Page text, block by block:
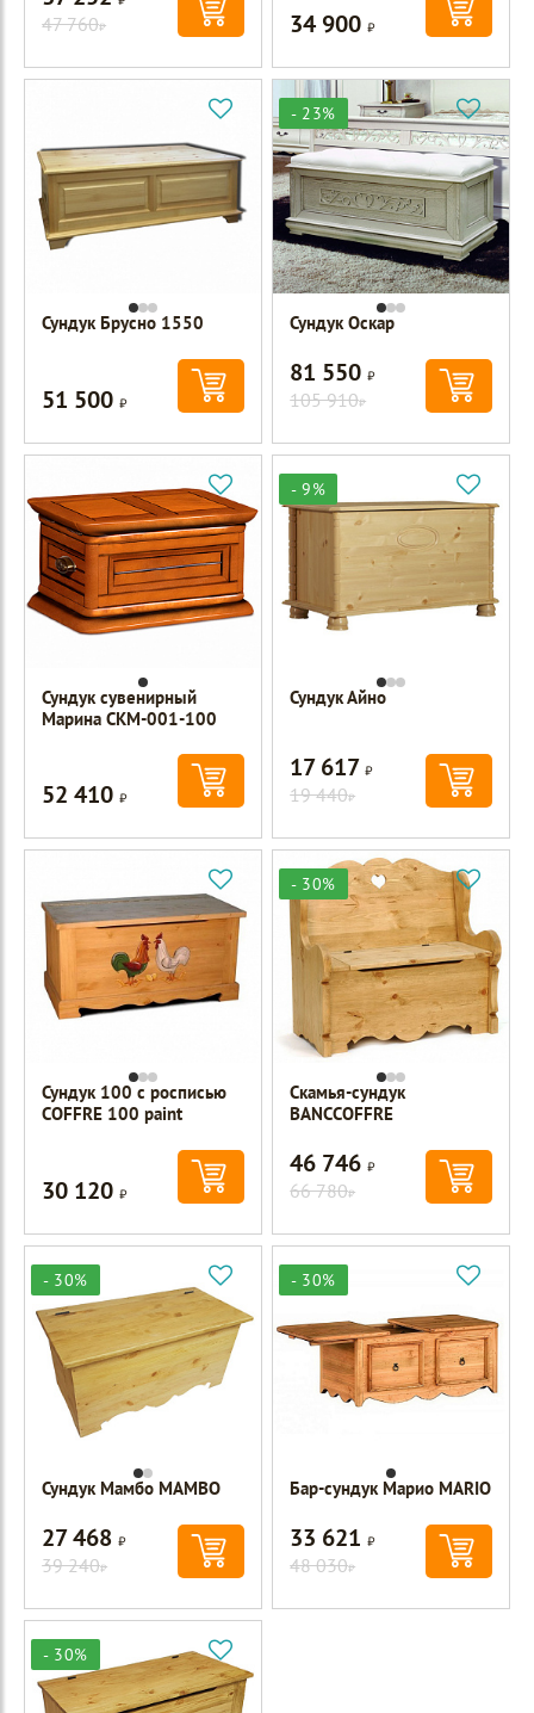
47 760Р 34 900Р
Сундук Брусно 1550
51 500Р
- 23%
Сундук Оскар
81 550Р
105 910Р
Сундук сувенирный
Марина СКМ-001-100
52 410Р
- 9%
Сундук Айно
17 617Р
19 440Р
Сундук 100 с росписью
COFFRE 100 paint
30 120Р
- 30%
Скамья-сундук
ВАNCCOFFRE
46 746Р
66 780Р
- 30%
Сундук Мамбо MAMBO
27 468Р
39 240Р
- 30%
Бар-сундук Марио MARIO
33 621Р
48 030Р
- 30%